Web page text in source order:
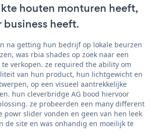
houten monturen heeft,
business heeft.
na getting hun bedrijf op lokale beurzen
was rbia shades op zoek naar een
verkopen. ze required the ability om
van hun product, hun lichtgewicht en
op een visueel aantrekkelijke
hun cleverbridge AG bood hiervoor
ze probeerden een many different
powr slider vonden en geen van hen leek
de site en was onhandig en moeilijk te